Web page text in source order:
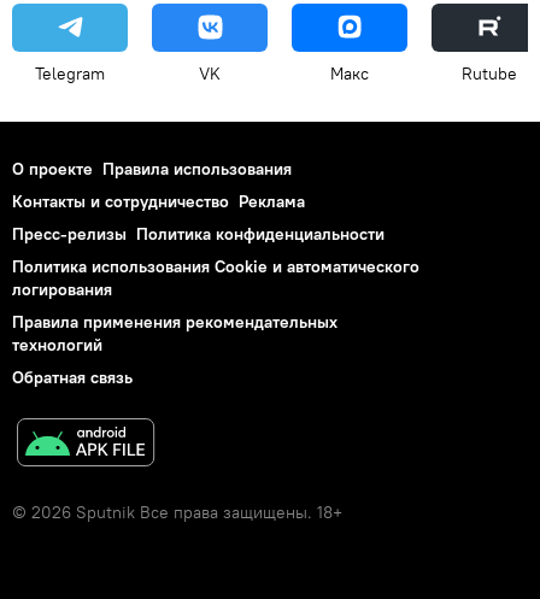
Telegram VK Макс Rutube
О проекте Правила использования
Контакты и сотрудничество Реклама
Пресс-релизы Политика конфиденциальности
Политика использования Cookie и автоматического
логирования
Правила применения рекомендательных
технологий
Обратная связь
© 2026 Sputnik Все права защищены. 18+